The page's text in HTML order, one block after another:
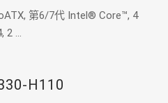
第6/7代 Intel® Core™, 4
2 ...
H110